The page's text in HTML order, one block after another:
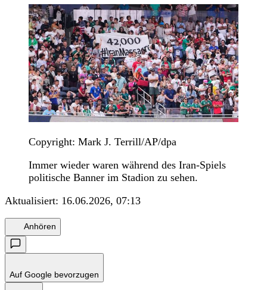
Copyright: Mark J. Terrill/AP/dpa
Immer wieder waren während des Iran-Spiels
politische Banner im Stadion zu sehen.
Aktualisiert: 16.06.2026, 07:13
Anhören
Auf Google bevorzugen